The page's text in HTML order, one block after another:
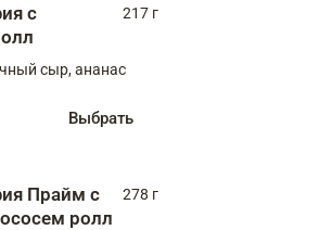
с
217 г
сыр, ананас
Выбрать
Прайм с
ролл
278 г